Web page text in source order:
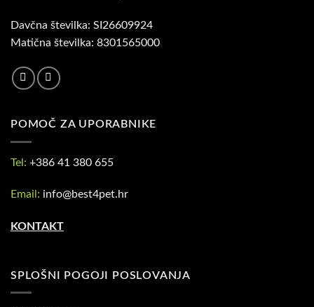
Davčna številka: SI26609924
Matična številka: 8301565000
POMOČ ZA UPORABNIKE
Tel: +386 41 380 655
Email: info@best4pet.hr
KONTAKT
SPLOŠNI POGOJI POSLOVANJA